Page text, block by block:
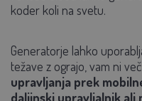
koder koli na svetu.
Generatorje lahko
težave z ograjo, vam ni
upravljanja prek
daljinski upravljalnik